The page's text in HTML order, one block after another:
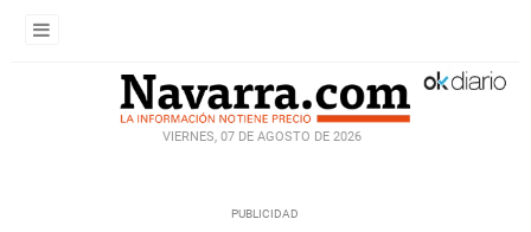
VIERNES, 07 DE AGOSTO DE 2026